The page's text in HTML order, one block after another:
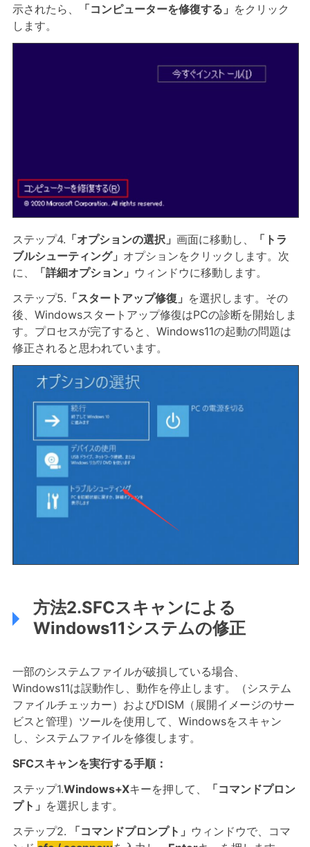
示されたら、
「コンピューターを修復する」 をクリック
します。
ステップ4. 「オプションの選択」 画面に移動し、
「トラ
ブルシューティング」 オプションをクリックします。次
に、
「詳細オプション」 ウィンドウに移動します。
ステップ5. 「スタートアップ修復」 を選択します。その
後、Windowsスタートアップ修復はPCの診断を開始しま
す。プロセスが完了すると、Windows11の起動の問題は
修正されると思われています。
方法2.SFCスキャンによる
Windows11システムの修正
一部のシステムファイルが破損している場合、
Windows11は誤動作し、動作を停止します。（システム
ファイルチェッカー）およびDISM（展開イメージのサー
ビスと管理）ツールを使用して、Windowsをスキャン
し、システムファイルを修復します。
SFCスキャンを実行する手順：
ステップ1.Windows+Xキーを押して、
「コマンドプロン
プト」 を選択します。
ステップ2. 「コマンドプロンプト」 ウィンドウで、コマ